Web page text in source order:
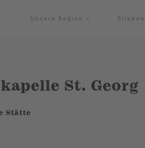
Unsere Region Erleben
St. Georg
Stätte